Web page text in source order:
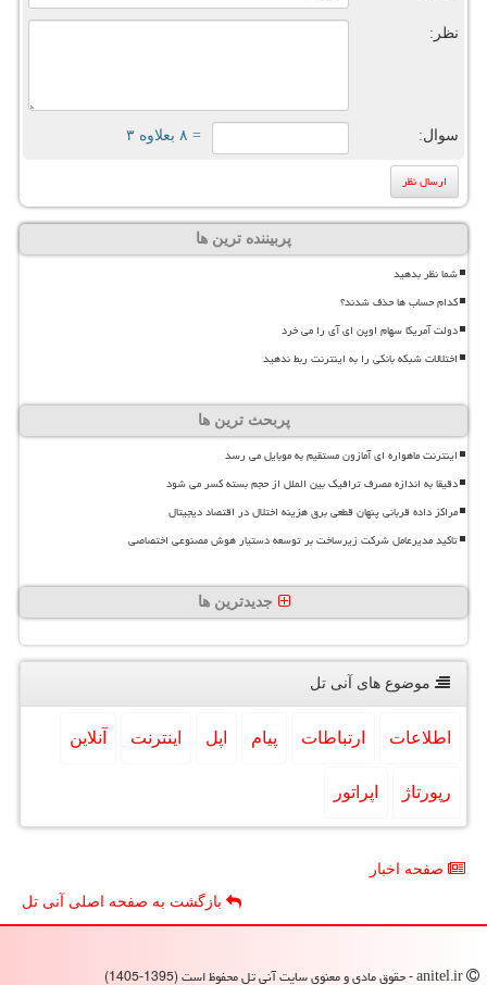
نظر:
سوال: = ۸ بعلاوه ۳
پربیننده ترین ها
شما نظر بدهید
کدام حساب ها حذف شدند؟
دولت آمریکا سهام اوپن ای آی را می خرد
اختلالات شبکه بانکی را به اینترنت ربط ندهید
پربحث ترین ها
اینترنت ماهواره ای آمازون مستقیم به موبایل می رسد
دقیقا به اندازه مصرف ترافیک بین الملل از حجم بسته کسر می شود
مراکز داده قربانی پنهان قطعی برق هزینه اختلال در اقتصاد دیجیتال
تاکید مدیرعامل شرکت زیرساخت بر توسعه دستیار هوش مصنوعی اختصاصی
جدیدترین ها
موضوع های آنی تل
اطلاعات ارتباطات پیام اپل اینترنت آنلاین
رپورتاژ اپراتور
صفحه اخبار
بازگشت به صفحه اصلی آنی تل